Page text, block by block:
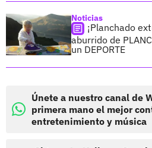
Noticias
¡Planchado
aburrido de
un DEPORTE
Únete a nuestro canal de
primera mano el mejor
entretenimiento y música